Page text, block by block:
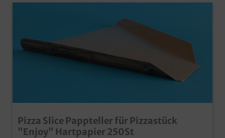
Pizza Slice Pappteller für Pizzastück
"Enjoy" Hartpapier 250St